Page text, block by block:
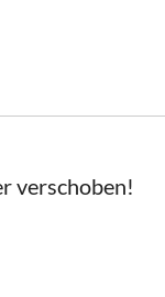
verschoben!